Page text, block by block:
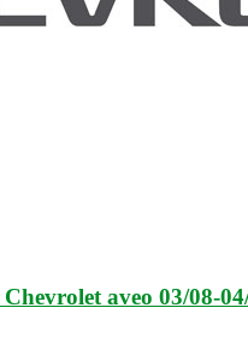
aveo 03/08-